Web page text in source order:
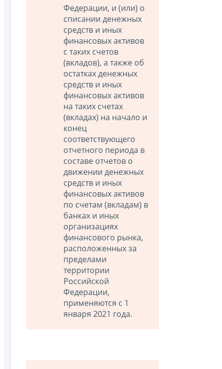
Федерации, и (или) о
списании денежных
средств и иных
финансовых активов
с таких счетов
(вкладов), а также об
остатках денежных
средств и иных
финансовых активов
на таких счетах
(вкладах) на начало и
конец
соответствующего
отчетного периода в
составе отчетов о
движении денежных
средств и иных
финансовых активов
по счетам (вкладам) в
банках и иных
организациях
финансового рынка,
расположенных за
пределами
территории
Российской
Федерации,
применяются с 1
января 2021 года.